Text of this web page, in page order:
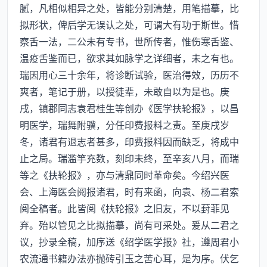
腻，凡相似相异之处，皆能分别清楚，用笔描摹，比
拟形状，俾后学无误认之处，可谓大有功于斯世。惜
察舌一法，二公未有专书，世所传者，惟伤寒舌鉴、
温疫舌鉴而已，欲求其如脉学之详细者，未之有也。
瑞因用心三十余年，将诊断试验，医治得效，历历不
爽者，笔记于册，以授徒辈，未敢自以为是也。庚
戌，镇郡同志袁君桂生等创办《医学扶轮报》，以昌
明医学，瑞舞附骥，分任印费报料之责。至庚戌岁
冬，诸君有退志者甚多，印费报料因而缺乏，将成中
止之局。瑞滥竽充数，刻印未终，至辛亥八月，而瑞
等之《扶轮报》，亦与清鼎同时革命矣。今绍兴医
会、上海医会阅报诸君，时有来函，向袁、杨二君索
阅全稿者。此皆阅《扶轮报》之旧友，不以葑菲见
弃。殆以管见之比拟描摹，尚有可采处。爰从二君之
议，抄录全稿，加序送《绍学医学报》社，遵周君小
农流通书籍办法亦抛砖引玉之苦心耳，是为序。伏乞